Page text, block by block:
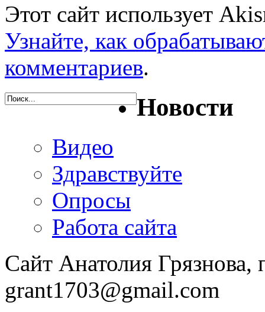
Этот сайт использует
Узнайте, как
комментариев.
Новости
Видео
Здравствуйте
Опросы
Работа сайта
Сайт Анатолия
grant1703@gmail.com